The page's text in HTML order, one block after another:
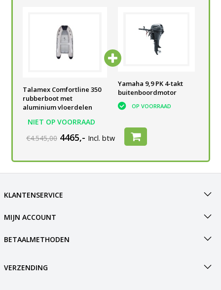
Talamex Comfortline 350
rubberboot met
aluminium vloerdelen
NIET OP VOORRAAD
buitenboordmotor
OP VOORRAAD
Yamaha 9,9 PK 4-takt
buitenboordmotor
OP VOORRAAD
€4.545,00 4465,- Incl. btw
KLANTENSERVICE
MIJN ACCOUNT
BETAALMETHODEN
VERZENDING